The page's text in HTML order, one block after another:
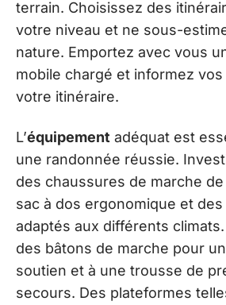
terrain. Choisissez des
votre niveau et ne sous-
nature. Emportez avec vous
mobile chargé et informez
votre itinéraire.
L’équipement adéquat est
une randonnée réussie.
des chaussures de marche
sac à dos ergonomique et
adaptés aux différents
des bâtons de marche pour
soutien et à une trousse de
secours. Des plateformes